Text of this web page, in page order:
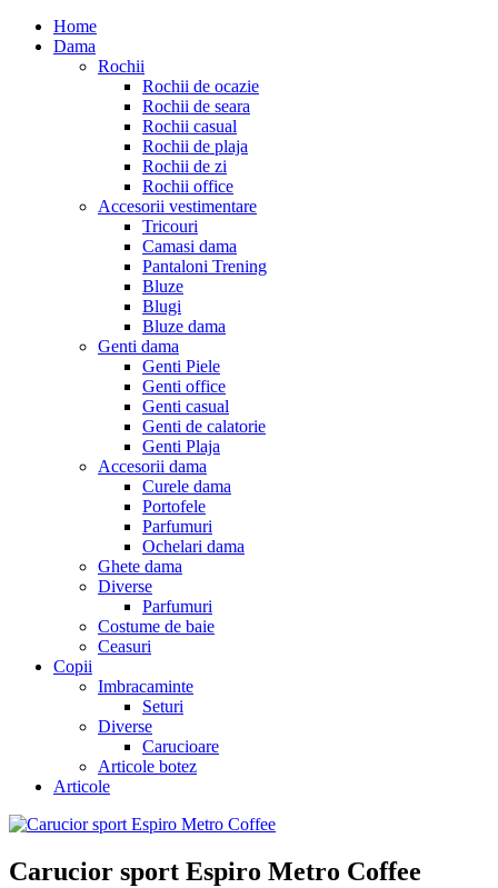
Home
Dama
Rochii
Rochii de ocazie
Rochii de seara
Rochii casual
Rochii de plaja
Rochii de zi
Rochii office
Accesorii vestimentare
Tricouri
Camasi dama
Pantaloni Trening
Bluze
Blugi
Bluze dama
Genti dama
Genti Piele
Genti office
Genti casual
Genti de calatorie
Genti Plaja
Accesorii dama
Curele dama
Portofele
Parfumuri
Ochelari dama
Ghete dama
Diverse
Parfumuri
Costume de baie
Ceasuri
Copii
Imbracaminte
Seturi
Diverse
Carucioare
Articole botez
Articole
Carucior sport Espiro Metro Coffee